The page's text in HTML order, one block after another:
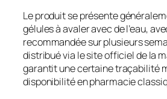
Le produit se présente
gélules à avaler avec de l’eau,
recommandée sur plusieurs
distribué via le site officiel de la
garantit une certaine traçabilité
disponibilité en pharmacie